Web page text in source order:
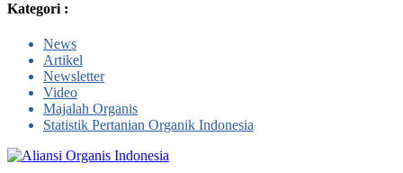
Kategori :
News
Artikel
Newsletter
Video
Majalah Organis
Statistik Pertanian Organik Indonesia